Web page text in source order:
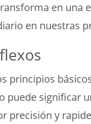
en
en nuestras
significar
y